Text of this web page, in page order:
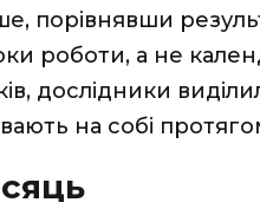
порівнявши
роботи, а не
дослідники
на собі